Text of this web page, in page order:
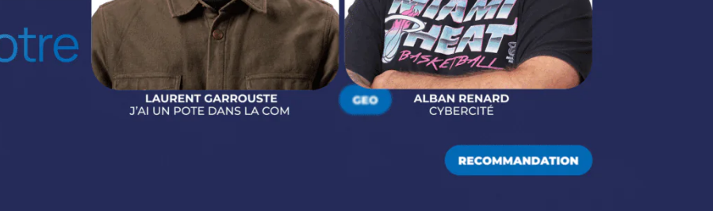
ambitieuse pour booster sa visibilité, été comme
hiver.